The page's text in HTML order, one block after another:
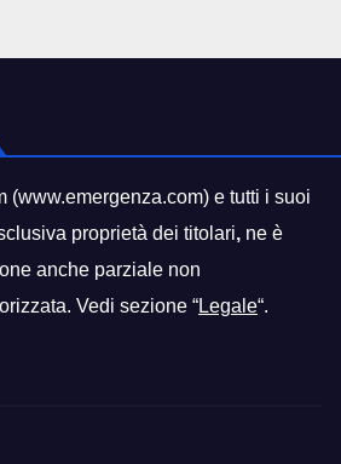
(www.emergenza.com) e tutti i suoi
proprietà dei titolari, ne è
anche parziale non
Vedi sezione “Legale“.